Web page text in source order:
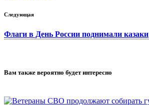
Следующая
Флаги в День России поднимали казаки
Вам также вероятно будет интересно